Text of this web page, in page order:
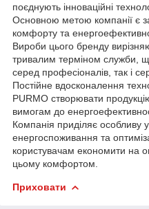
поєднують інноваційні
Основною метою компанії є
комфорту та
Вироби цього бренду
тривалим терміном служби,
серед професіоналів, так і
Постійне вдосконалення
PURMO створювати
вимогам до
Компанія приділяє особливу
енергоспоживання та
користувачам економити на
цьому комфортом.
Приховати